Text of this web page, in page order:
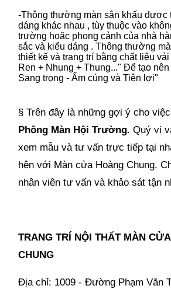
-Thông thường màn sân khấu được
dáng khác nhau , tùy thuộc vào
trường hoặc phong cảnh của nhà
sắc và kiểu dáng . Thông thường
thiết kế và trang trí bằng chất liệu
Ren + Nhung + Thung..." Để tạo
Sang trọng - Ấm cúng và Tiện lợi"
§ Trên đây là những gợi ý cho
Phông Màn Hội Trường. Quý vị
xem mẫu và tư vấn trực tiếp tại
hện với Màn cửa Hoàng Chung.
nhân viên tư vấn và khảo sát tận
TRANG TRÍ NỘI THẤT MÀN
CHUNG
Địa chỉ: 1009 - Đường Phạm Văn